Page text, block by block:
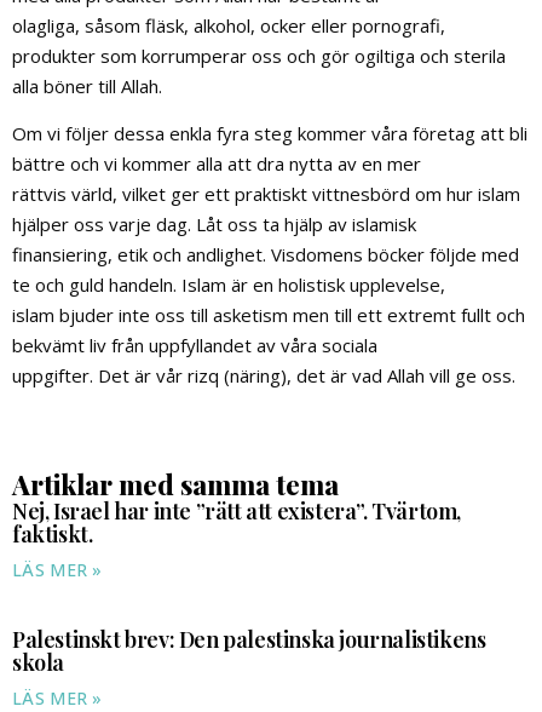
olagliga, såsom fläsk, alkohol, ocker eller pornografi,
produkter som korrumperar oss och gör ogiltiga och sterila
alla böner till Allah.
Om vi följer dessa enkla fyra steg kommer våra företag att bli
bättre och vi kommer alla att dra nytta av en mer
rättvis värld, vilket ger ett praktiskt vittnesbörd om hur islam
hjälper oss varje dag. Låt oss ta hjälp av islamisk
finansiering, etik och andlighet. Visdomens böcker följde med
te och guld handeln. Islam är en holistisk upplevelse,
islam bjuder inte oss till asketism men till ett extremt fullt och
bekvämt liv från uppfyllandet av våra sociala
uppgifter. Det är vår rizq (näring), det är vad Allah vill ge oss.
Artiklar med samma tema
Nej, Israel har inte ”rätt att existera”. Tvärtom,
faktiskt.
LÄS MER »
Palestinskt brev: Den palestinska journalistikens
skola
LÄS MER »